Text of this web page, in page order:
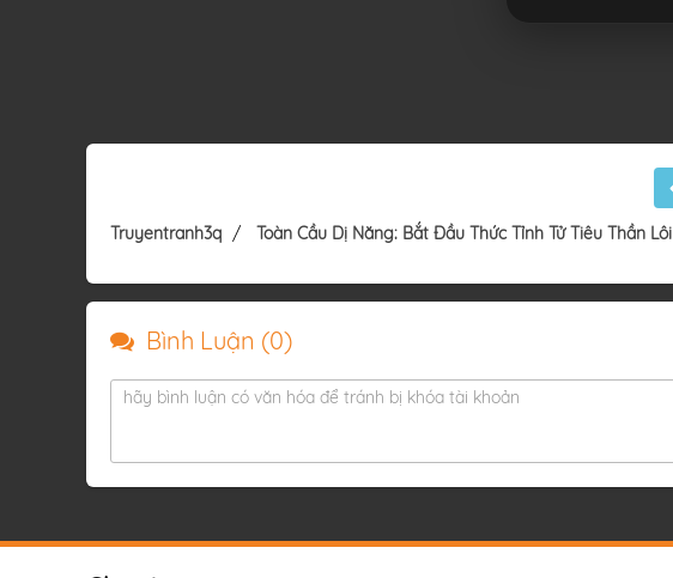
Truyentranh3q Toàn Cầu Dị Năng: Bắt Đầu Thức Tỉnh Tử Tiêu Thần Lôi
Bình Luận (0)
hãy bình luận có văn hóa để tránh bị khóa tài khoản